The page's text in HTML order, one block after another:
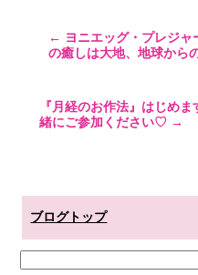
← ヨニエッグ・プレジャ
の癒しは大地、地球から
『月経のお作法』はじめ
緒にご参加ください♡ →
ブログトップ